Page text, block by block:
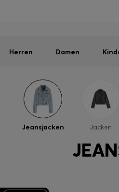
Herren Damen
Jeansjacken Jacken